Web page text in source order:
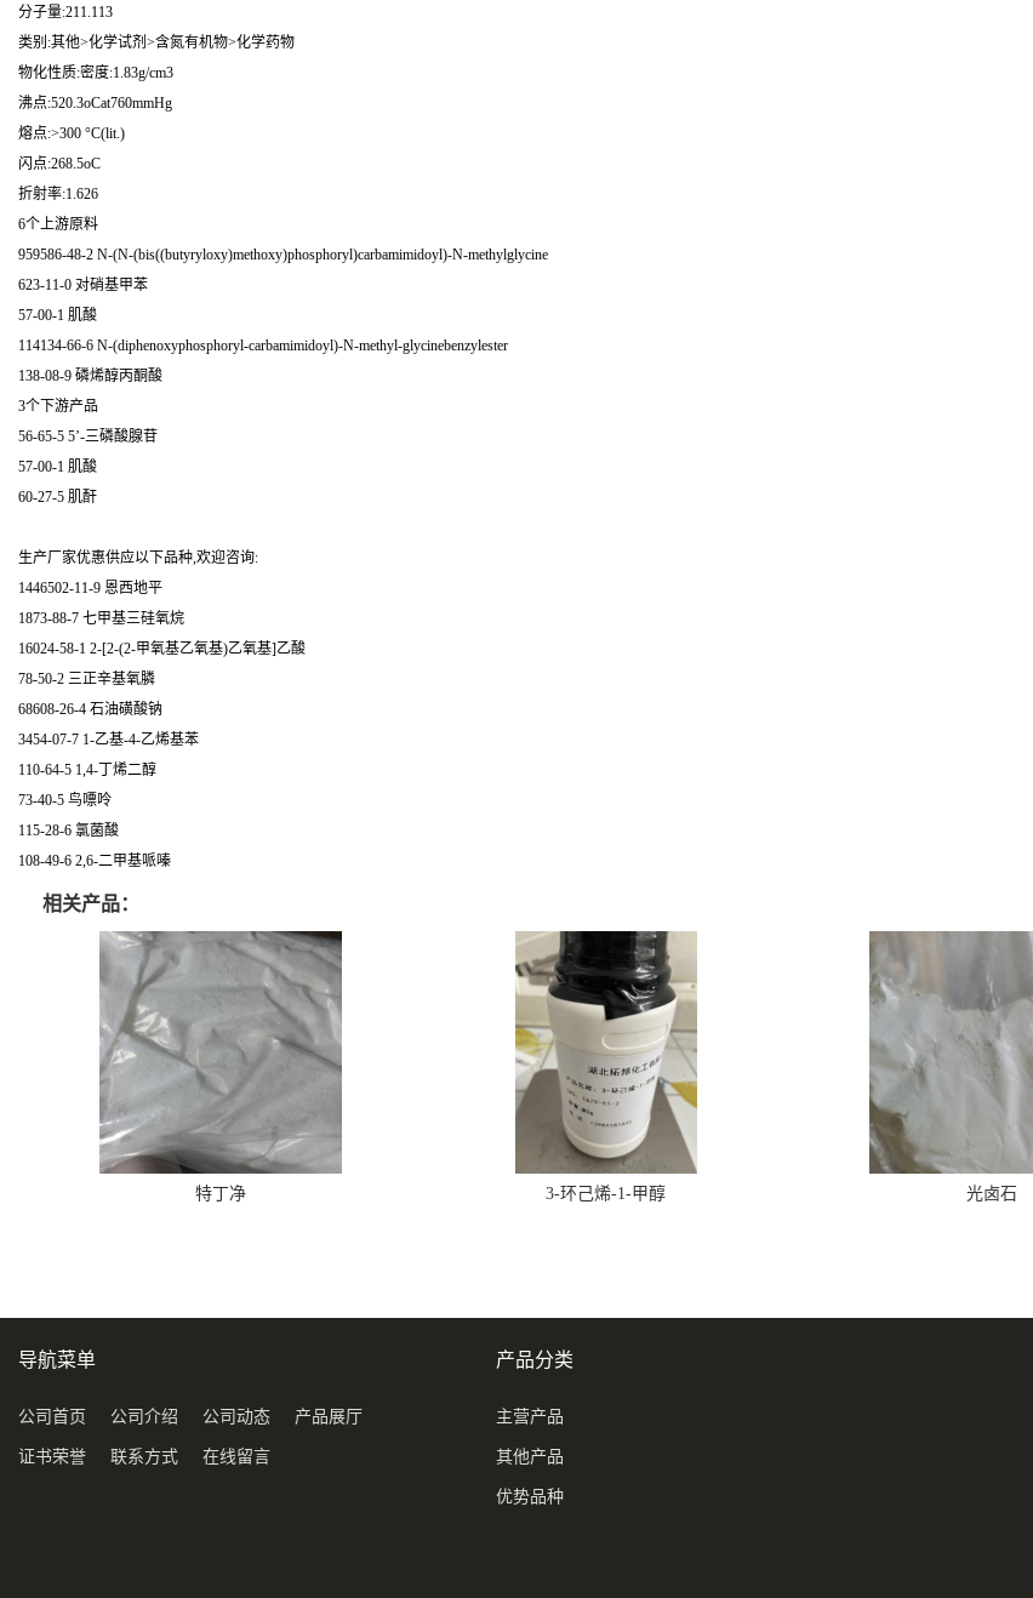
分子量:211.113
类别:其他>化学试剂>含氮有机物>化学药物
物化性质:密度:1.83g/cm3
沸点:520.3oCat760mmHg
熔点:>300 °C(lit.)
闪点:268.5oC
折射率:1.626
6个上游原料
959586-48-2 N-(N-(bis((butyryloxy)methoxy)phosphoryl)carbamimidoyl)-N-methylglycine
623-11-0 对硝基甲苯
57-00-1 肌酸
114134-66-6 N-(diphenoxyphosphoryl-carbamimidoyl)-N-methyl-glycinebenzylester
138-08-9 磷烯醇丙酮酸
3个下游产品
56-65-5 5’-三磷酸腺苷
57-00-1 肌酸
60-27-5 肌酐
生产厂家优惠供应以下品种,欢迎咨询:
1446502-11-9 恩西地平
1873-88-7 七甲基三硅氧烷
16024-58-1 2-[2-(2-甲氧基乙氧基)乙氧基]乙酸
78-50-2 三正辛基氧膦
68608-26-4 石油磺酸钠
3454-07-7 1-乙基-4-乙烯基苯
110-64-5 1,4-丁烯二醇
73-40-5 鸟嘌呤
115-28-6 氯菌酸
108-49-6 2,6-二甲基哌嗪
相关产品：
特丁净 3-环己烯-1-甲醇 光卤石
导航菜单
公司首页 公司介绍 公司动态 产品展厅
证书荣誉 联系方式 在线留言
产品分类
主营产品
其他产品
优势品种